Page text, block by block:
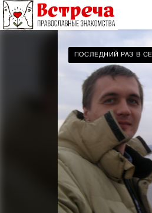
ПОСЛЕДНИЙ РАЗ В